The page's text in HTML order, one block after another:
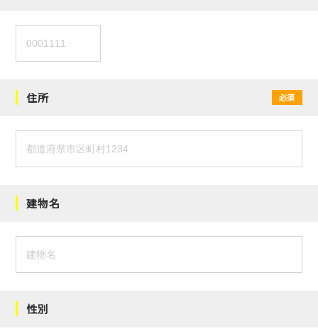
住所 必須
建物名
性別